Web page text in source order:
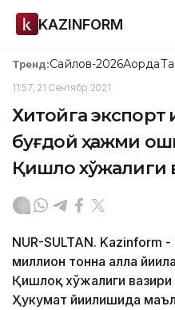
KAZINFORM
Тренд:Сайлов-2026Ақорда
11:57, 21 Сентябр 2021
Хитойга экспорт
буғдой ҳажми
Қишлоқ хўжалиги
NUR-SULTAN. Kazinform
миллион тонна ғалла
Қишлоқ хўжалиги
Ҳукумат йиғилишида